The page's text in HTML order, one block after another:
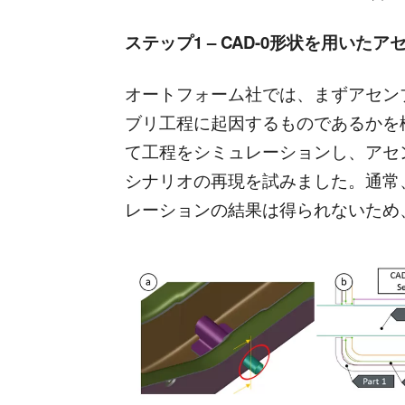
ステップ1 – CAD-0形状を用いたア
オートフォーム社では、まずアセ
ブリ工程に起因するものであるか
て工程をシミュレーションし、ア
シナリオの再現を試みました。通
レーションの結果は得られないた